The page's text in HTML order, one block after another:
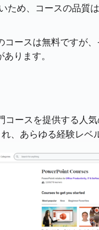
ため、コースの品質
コースは無料ですが
ります。
ースを提供する人
、あらゆる経験レベ